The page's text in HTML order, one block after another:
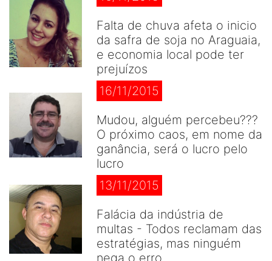
Falta de chuva afeta o inicio
da safra de soja no Araguaia,
e economia local pode ter
prejuízos
16/11/2015
Mudou, alguém percebeu???
O próximo caos, em nome da
ganância, será o lucro pelo
lucro
13/11/2015
Falácia da indústria de
multas - Todos reclamam das
estratégias, mas ninguém